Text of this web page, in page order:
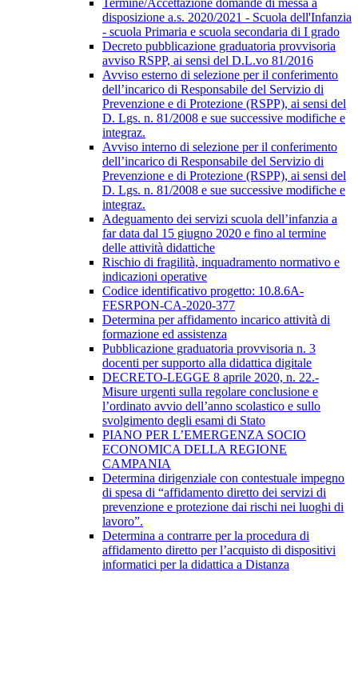
Termine/Accettazione domande di messa a
disposizione a.s. 2020/2021 - Scuola dell'Infanzia
- scuola Primaria e scuola secondaria di I grado
Decreto pubblicazione graduatoria provvisoria
avviso RSPP, ai sensi del D.L.vo 81/2016
Avviso esterno di selezione per il conferimento
dell’incarico di Responsabile del Servizio di
Prevenzione e di Protezione (RSPP), ai sensi del
D. Lgs. n. 81/2008 e sue successive modifiche e
integraz.
Avviso interno di selezione per il conferimento
dell’incarico di Responsabile del Servizio di
Prevenzione e di Protezione (RSPP), ai sensi del
D. Lgs. n. 81/2008 e sue successive modifiche e
integraz.
Adeguamento dei servizi scuola dell’infanzia a
far data dal 15 giugno 2020 e fino al termine
delle attività didattiche
Rischio di fragilità, inquadramento normativo e
indicazioni operative
Codice identificativo progetto: 10.8.6A-
FESRPON-CA-2020-377
Determina per affidamento incarico attività di
formazione ed assistenza
Pubblicazione graduatoria provvisoria n. 3
docenti per supporto alla didattica digitale
DECRETO-LEGGE 8 aprile 2020, n. 22.-
Misure urgenti sulla regolare conclusione e
l’ordinato avvio dell’anno scolastico e sullo
svolgimento degli esami di Stato
PIANO PER L’EMERGENZA SOCIO
ECONOMICA DELLA REGIONE
CAMPANIA
Determina dirigenziale con contestuale impegno
di spesa di “affidamento diretto dei servizi di
prevenzione e protezione dai rischi nei luoghi di
lavoro”.
Determina a contrarre per la procedura di
affidamento diretto per l’acquisto di dispositivi
informatici per la didattica a Distanza